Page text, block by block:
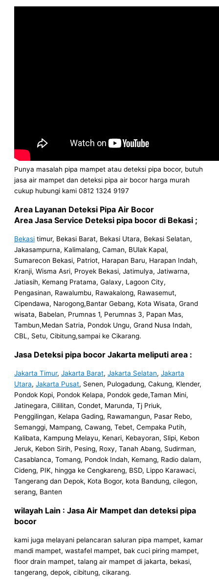
Punya masalah pipa mampet atau deteksi pipa bocor, butuh
jasa air mampet dan deteksi pipa air bocor harga murah
cukup hubungi kami 0812 1324 9197
Area Layanan Deteksi Pipa Air Bocor
Area Jasa Service Deteksi pipa bocor di Bekasi ;
Bekasi timur, Bekasi Barat, Bekasi Utara, Bekasi Selatan,
Jakasampurna, Kalimalang, Caman, BUlak Kapal,
Sumarecon Bekasi, Patriot, Harapan Baru, Harapan Indah,
Kranji, Wisma Asri, Proyek Bekasi, Jatimulya, Jatiwarna,
Jatiasih, Kemang Pratama, Galaxy, Lagoon City,
Pengasinan, Rawalumbu, Rawakalong, Rawasemut,
Cipendawa, Narogong,Bantar Gebang, Kota Wisata, Grand
wisata, Babelan, Prumnas 1, Perumnas 3, Papan Mas,
Tambun,Medan Satria, Pondok Ungu, Grand Nusa Indah,
CBL, Setu, Cibitung,sampai ke Cikarang.
Jasa Deteksi pipa bocor Jakarta meliputi area :
Jakarta Timur,Jakarta Barat,Jakarta Selatan,Jakarta
Utara,Jakarta Pusat, Senen, Pulogadung, Cakung, Klender,
Pondok Kopi, Pondok Kelapa, Pondok gede,Taman Mini,
Jatinegara, Cililitan, Condet, Marunda, Tj Priuk,
Penggilingan, Kelapa Gading, Rawamangun, Pasar Rebo,
Semanggi, Mampang, Cawang, Tebet, Cempaka Putih,
Kalibata, Kampung Melayu, Kenari, Kebayoran, Slipi, Kebon
Jeruk, Kebon Sirih, Pesing, Roxy, Tanah Abang, Sudirman,
Casablanca, Tomang, Pondok Indah, Kemang, Radio dalam,
Cideng, PIK, hingga ke Cengkareng, BSD, Lippo Karawaci,
Tangerang dan Depok, Kota Bogor, kota Bandung, cilegon,
serang, Banten
wilayah Lain : Jasa Air Mampet dan deteksi pipa
bocor
kami juga melayani pelancaran saluran pipa mampet, kamar
mandi mampet, wastafel mampet, bak cuci piring mampet,
floor drain mampet, talang air mampet di jakarta, bekasi,
tangerang, depok, cibitung, cikarang.